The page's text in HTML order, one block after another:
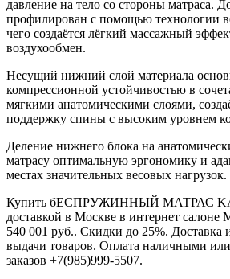
давление на тело со стороны матраса.
профилирован с помощью технологии
чего создаётся лёгкий массажный
воздухообмен.
Несущий нижний слой материала
компрессионной устойчивостью в
мягкими анатомическими слоями,
поддержку спины с высоким уровнем
Деление нижнего блока на
матрасу оптимальную эргономику и
местах значительных весовых нагрузок.
Купить бЕСПРУЖИННЫЙ МАТРАС
доставкой в Москве в интернет салоне
540 001 руб.. Скидки до 25%. Доставка
выдачи товаров. Оплата наличными
заказов +7(985)999-5507.